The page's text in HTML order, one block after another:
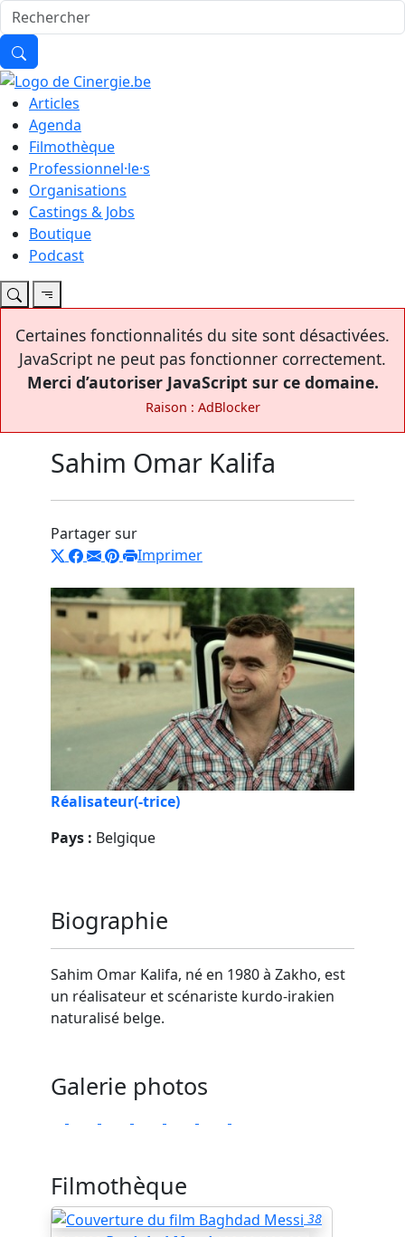
Articles
Agenda
Filmothèque
Professionnel·le·s
Organisations
Castings & Jobs
Boutique
Podcast
Certaines fonctionnalités du site sont désactivées.
JavaScript ne peut pas fonctionner correctement.
Merci d’autoriser JavaScript sur ce domaine.
Raison : AdBlocker
Sahim Omar Kalifa
Partager sur
Imprimer
Réalisateur(-trice)
Pays : Belgique
Biographie
Sahim Omar Kalifa, né en 1980 à Zakho, est
un réalisateur et scénariste kurdo-irakien
naturalisé belge.
Galerie photos
Filmothèque
38